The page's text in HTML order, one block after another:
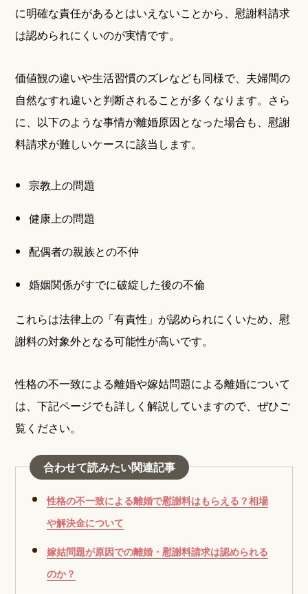
に明確な責任があるとはいえないことから、慰謝料請求
は認められにくいのが実情です。
価値観の違いや生活習慣のズレなども同様で、夫婦間の
自然なすれ違いと判断されることが多くなります。さら
に、以下のような事情が離婚原因となった場合も、慰謝
料請求が難しいケースに該当します。
宗教上の問題
健康上の問題
配偶者の親族との不仲
婚姻関係がすでに破綻した後の不倫
これらは法律上の「有責性」が認められにくいため、慰
謝料の対象外となる可能性が高いです。
性格の不一致による離婚や嫁姑問題による離婚について
は、下記ページでも詳しく解説していますので、ぜひご
覧ください。
合わせて読みたい関連記事
性格の不一致による離婚で慰謝料はもらえる？相場
や解決金について
嫁姑問題が原因での離婚・慰謝料請求は認められる
のか？